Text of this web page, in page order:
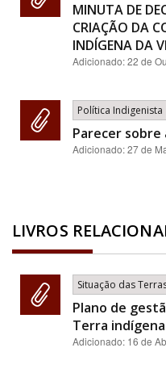
MINUTA DE
CRIAÇÃO DA
INDÍGENA DA
Adicionado:22 de
Política Indigenista
Parecer sobre
Adicionado:27 de
LIVROS
Situação das
Plano de
Terra
Adicionado: 16 de